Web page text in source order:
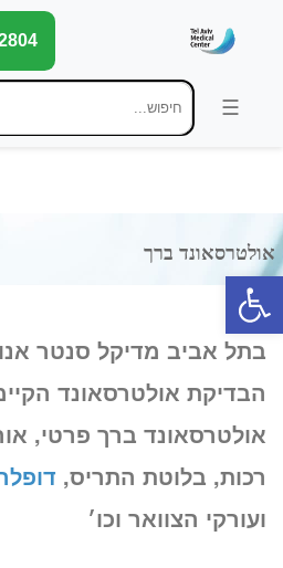
פתח סרגל נגישות
בתל אביב מדיקל סנטר
הבדיקת אולטרסאונד
אולטרסאונד ברך פרטי,
רכות, בלוטת התריס,
ועורקי הצוואר וכו׳